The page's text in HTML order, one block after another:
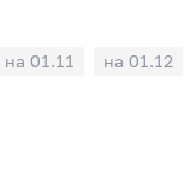
на 01.11 на 01.12